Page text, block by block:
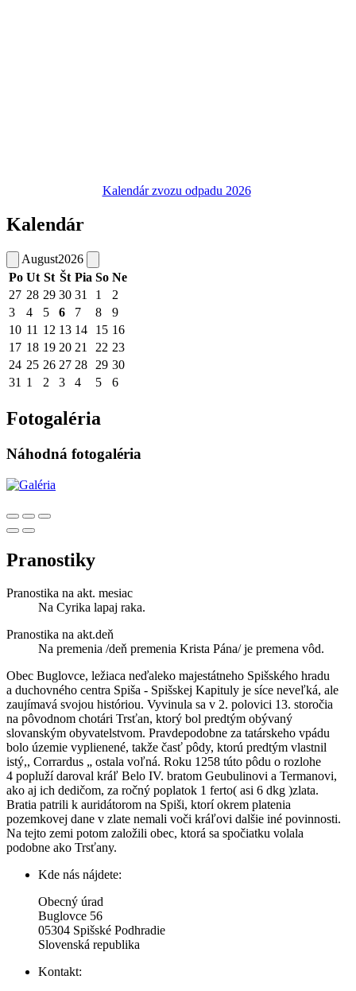
Kalendár zvozu odpadu 2026
Kalendár
August2026
Po Ut St Št Pia So Ne
27 28 29 30 31 1
2
3
4 5 6 7 8
9
10 11 12 13 14 15 16
17 18 19 20 21 22 23
24 25 26 27 28 29 30
31 1 2 3 4 5 6
Fotogaléria
Náhodná fotogaléria
Pranostiky
Pranostika na akt. mesiac
Na Cyrika lapaj raka.
Pranostika na akt.deň
Na premenia /deň premenia Krista Pána/ je premena vôd.
Obec Buglovce, ležiaca neďaleko majestátneho Spišského hradu
a duchovného centra Spiša - Spišskej Kapituly je síce neveľká, ale
zaujímavá svojou históriou. Vyvinula sa v 2. polovici 13. storočia
na pôvodnom chotári Trsťan, ktorý bol predtým obývaný
slovanským obyvatelstvom. Pravdepodobne za tatárskeho vpádu
bolo územie vyplienené, takže časť pôdy, ktorú predtým vlastnil
istý,, Corrardus „ ostala voľná. Roku 1258 túto pôdu o rozlohe
4 popluží daroval kráľ Belo IV. bratom Geubulinovi a Termanovi,
ako aj ich dedičom, za ročný poplatok 1 ferto( asi 6 dkg )zlata.
Bratia patrili k auridátorom na Spiši, ktorí okrem platenia
pozemkovej dane v zlate nemali voči kráľovi dalšie iné povinnosti.
Na tejto zemi potom založili obec, ktorá sa spočiatku volala
podobne ako Trsťany.
Kde nás nájdete:
Obecný úrad
Buglovce 56
05304 Spišské Podhradie
Slovenská republika
Kontakt: